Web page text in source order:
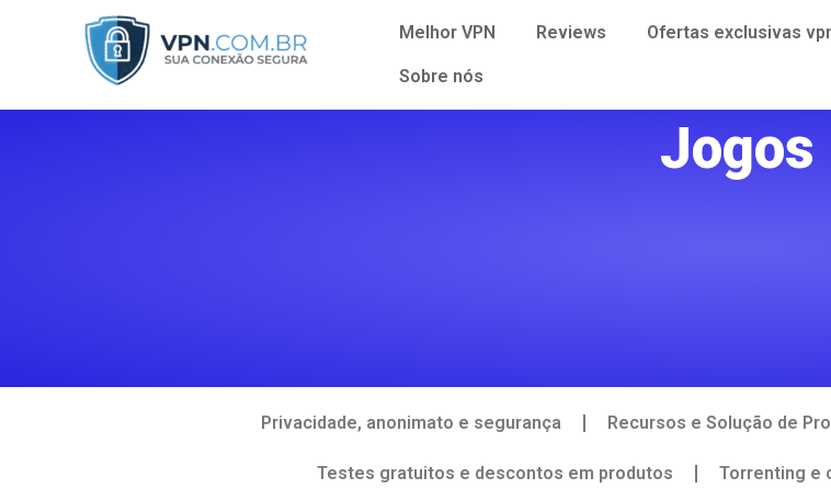
Melhor VPN Reviews Ofertas exclusivas
Sobre nós
Jogos
Privacidade, anonimato e segurança Recursos e Solução de
Testes gratuitos e descontos em produtos Torrenting e